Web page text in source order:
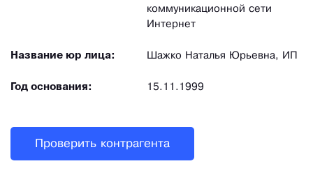
коммуникационной сети
Интернет
Название юр лица: Шажко Наталья Юрьевна, ИП
Год основания: 15.11.1999
Проверить контрагента